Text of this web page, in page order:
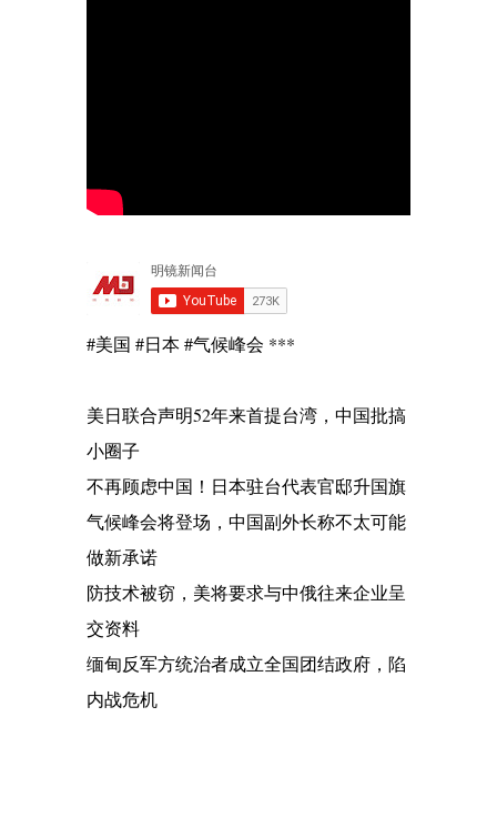
#美国 #日本 #气候峰会 ***
美日联合声明52年来首提台湾，中国批搞
小圈子
不再顾虑中国！日本驻台代表官邸升国旗
气候峰会将登场，中国副外长称不太可能
做新承诺
防技术被窃，美将要求与中俄往来企业呈
交资料
缅甸反军方统治者成立全国团结政府，陷
内战危机